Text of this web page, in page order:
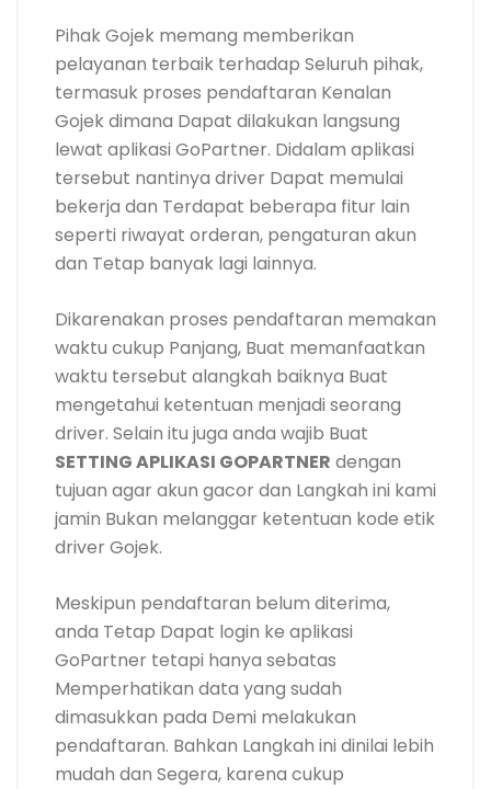
Pihak Gojek memang memberikan
pelayanan terbaik terhadap Seluruh pihak,
termasuk proses pendaftaran Kenalan
Gojek dimana Dapat dilakukan langsung
lewat aplikasi GoPartner. Didalam aplikasi
tersebut nantinya driver Dapat memulai
bekerja dan Terdapat beberapa fitur lain
seperti riwayat orderan, pengaturan akun
dan Tetap banyak lagi lainnya.
Dikarenakan proses pendaftaran memakan
waktu cukup Panjang, Buat memanfaatkan
waktu tersebut alangkah baiknya Buat
mengetahui ketentuan menjadi seorang
driver. Selain itu juga anda wajib Buat
SETTING APLIKASI GOPARTNER dengan
tujuan agar akun gacor dan Langkah ini kami
jamin Bukan melanggar ketentuan kode etik
driver Gojek.
Meskipun pendaftaran belum diterima,
anda Tetap Dapat login ke aplikasi
GoPartner tetapi hanya sebatas
Memperhatikan data yang sudah
dimasukkan pada Demi melakukan
pendaftaran. Bahkan Langkah ini dinilai lebih
mudah dan Segera, karena cukup